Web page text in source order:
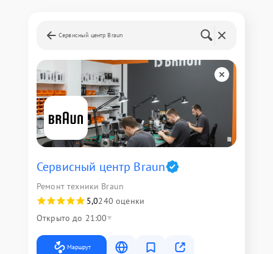
Сервисный центр Braun
Сервисный центр Braun
Ремонт техники Braun
5,0240 оценки
Открыто до 21:00
Маршрут